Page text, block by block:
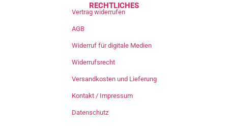
RECHTLICHES
Vertrag widerrufen
AGB
Widerruf für digitale Medien
Widerrufsrecht
Versandkosten und Lieferung
Kontakt / Impressum
Datenschutz